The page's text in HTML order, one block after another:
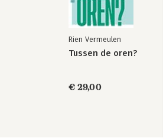
Rien Vermeulen
Tussen de oren?
€ 29,00